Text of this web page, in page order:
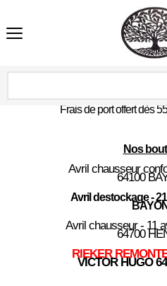
Frais de port offert dès
Nos
Avril chausseur
64100
Avril destockage -
Avril chausseur - 11
64700
RIEKER
VICTOR HUGO